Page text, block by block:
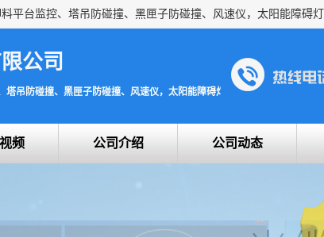
公司
吊防碰撞、黑匣子防碰撞、风速仪，太阳能障碍灯安全提示灯
频 公司介绍 公司动态